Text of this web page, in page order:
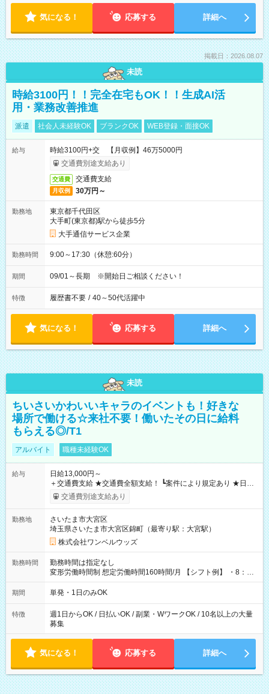
気になる！ 応募する 詳細へ
掲載日：2026.08.07
未読
時給3100円！！完全在宅もOK！！生成AI活
用・業務改善推進
派遣 社会人未経験OK ブランクOK WEB登録・面接OK
給与
時給3100円+交 【月収例】46万5000円
交通費別途支給あり
交通費 交通費支給
月収例 30万円～
勤務地
東京都千代田区
大手町(東京都)駅から徒歩5分
大手通信サービス企業
勤務時間 9:00～17:30（休憩:60分）
期間 09/01～長期 ※開始日ご相談ください！
特徴 履歴書不要 / 40～50代活躍中
気になる！ 応募する 詳細へ
未読
ちいさいかわいいキャラのイベントも！好きな
場所で働ける☆来社不要！働いたその日に給料
もらえる◎/T1
アルバイト 職種未経験OK
給与
日給13,000円～
＋交通費支給 ★交通費全額支給！ ┗案件により規定あり ★日払
いOK！（規定あり） ┗働いたその日に現金GET♪ お仕事後はコ
ンビニATMから 日払い分を引き落とせます！ 【試用期間】試
交通費別途支給あり
勤務地
さいたま市大宮区
埼玉県さいたま市大宮区錦町（最寄り駅：大宮駅）
株式会社ワンベルウッズ
勤務時間
勤務時間は指定なし
変形労働時間制 想定労働時間160時間/月 【シフト例】 ・8：00
～21：00
期間 単発・1日のみOK
特徴
週1日からOK / 日払いOK / 副業・WワークOK / 10名以上の大量
募集
気になる！ 応募する 詳細へ